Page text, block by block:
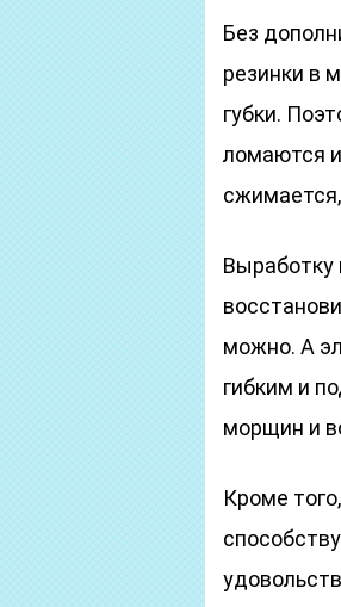
Без
резинки в
губки.
ломаются и
можно. А
гибким и
морщин и
Кроме